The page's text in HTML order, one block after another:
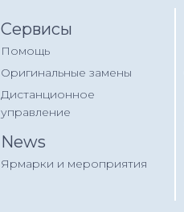
Сервисы
Помощь
Оригинальные замены
Дистанционное
управление
News
Ярмарки и мероприятия